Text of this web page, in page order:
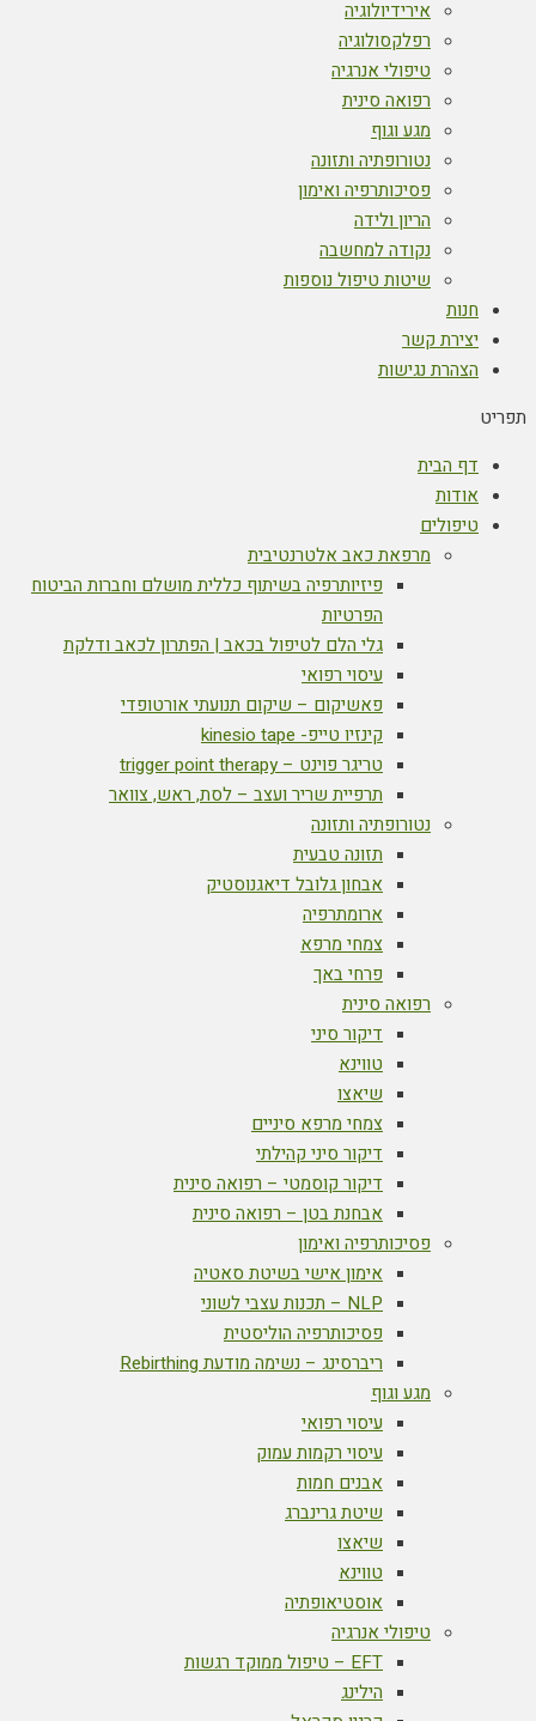
אירידיולוגיה
רפלקסולוגיה
טיפולי אנרגיה
רפואה סינית
מגע וגוף
נטורופתיה ותזונה
פסיכותרפיה ואימון
הריון ולידה
נקודה למחשבה
שיטות טיפול נוספות
חנות
יצירת קשר
הצהרת נגישות
תפריט
דף הבית
אודות
טיפולים
מרפאת כאב אלטרנטיבית
פיזיותרפיה בשיתוף כללית מושלם וחברות הביטוח
הפרטיות
גלי הלם לטיפול בכאב | הפתרון לכאב ודלקת
עיסוי רפואי
פאשיקום – שיקום תנועתי אורטופדי
קינזיו טייפ- kinesio tape
טריגר פוינט – trigger point therapy
תרפיית שריר ועצב – לסת, ראש, צוואר
נטורופתיה ותזונה
תזונה טבעית
אבחון גלובל דיאגנוסטיק
ארומתרפיה
צמחי מרפא
פרחי באך
רפואה סינית
דיקור סיני
טווינא
שיאצו
צמחי מרפא סיניים
דיקור סיני קהילתי
דיקור קוסמטי – רפואה סינית
אבחנת בטן – רפואה סינית
פסיכותרפיה ואימון
אימון אישי בשיטת סאטיה
NLP – תכנות עצבי לשוני
פסיכותרפיה הוליסטית
ריברסינג – נשימה מודעת Rebirthing
מגע וגוף
עיסוי רפואי
עיסוי רקמות עמוק
אבנים חמות
שיטת גרינברג
שיאצו
טווינא
אוסטיאופתיה
טיפולי אנרגיה
EFT – טיפול ממוקד רגשות
הילינג